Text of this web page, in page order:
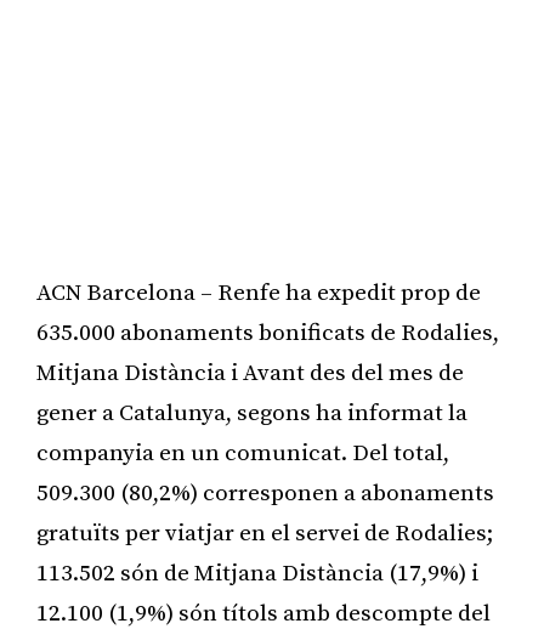
ACN Barcelona – Renfe ha expedit prop de
635.000 abonaments bonificats de Rodalies,
Mitjana Distància i Avant des del mes de
gener a Catalunya, segons ha informat la
companyia en un comunicat. Del total,
509.300 (80,2%) corresponen a abonaments
gratuïts per viatjar en el servei de Rodalies;
113.502 són de Mitjana Distància (17,9%) i
12.100 (1,9%) són títols amb descompte del